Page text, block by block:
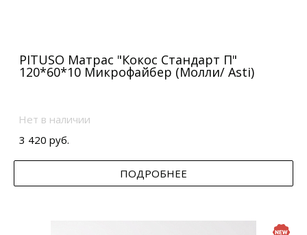
PITUSO Матрас "Кокос Стандарт П"
120*60*10 Микрофайбер (Молли/ Asti)
Нет в наличии
3 420 руб.
ПОДРОБНЕЕ